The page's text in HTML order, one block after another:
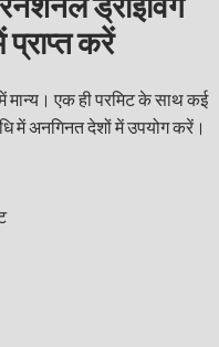
प्राप्त करें
एक ही परमिट के साथ कई
में अनगिनत देशों में उपयोग करें।